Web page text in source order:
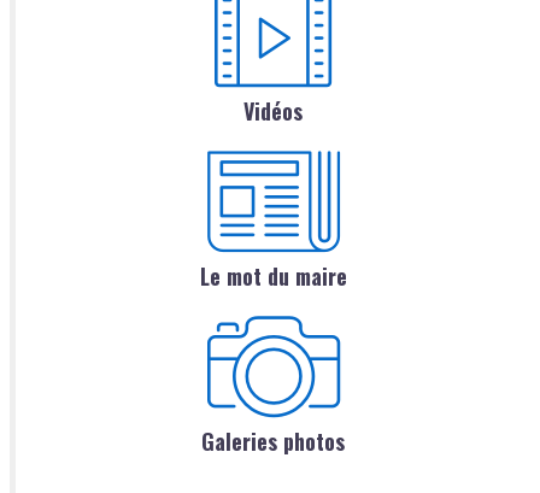
Vidéos
Le mot du maire
Galeries photos